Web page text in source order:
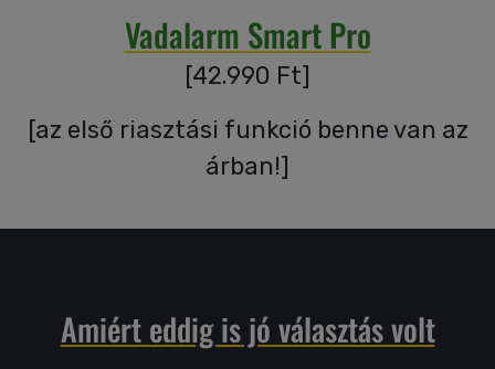
Amiért eddig is jó választás volt
Vadalarm Smart Pro
[42.990 Ft]
[az első riasztási funkció benne van az
árban!]